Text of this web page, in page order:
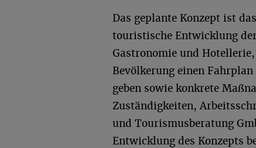
Das geplante Konzept ist
touristische Entwicklung
Gastronomie und
Bevölkerung einen
geben sowie konkrete
Zuständigkeiten,
und Tourismusberatung
Entwicklung des Konzepts